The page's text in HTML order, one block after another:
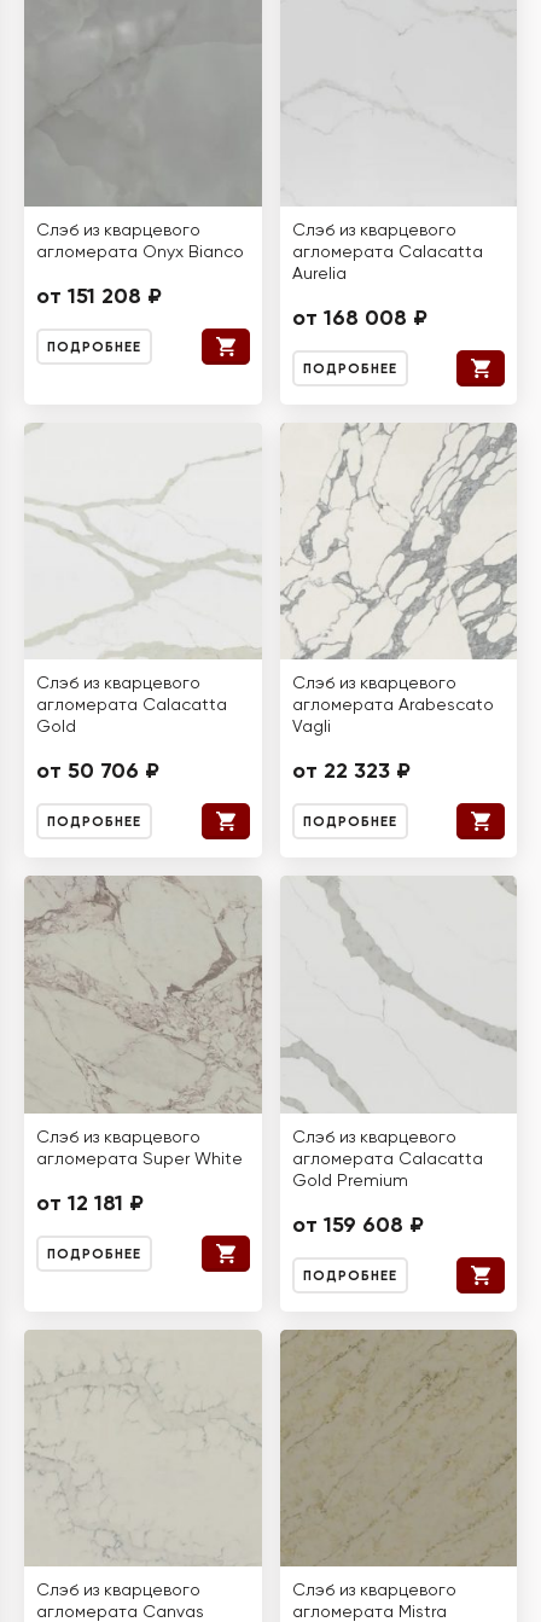
Слэб из кварцевого
агломерата Onyx Bianco
от 151 208 ₽
ПОДРОБНЕЕ
Слэб из кварцевого
агломерата Calacatta
Aurelia
от 168 008 ₽
ПОДРОБНЕЕ
Слэб из кварцевого
агломерата Calacatta
Gold
от 50 706 ₽
ПОДРОБНЕЕ
Слэб из кварцевого
агломерата Arabescato
Vagli
от 22 323 ₽
ПОДРОБНЕЕ
Слэб из кварцевого
агломерата Super White
от 12 181 ₽
ПОДРОБНЕЕ
Слэб из кварцевого
агломерата Calacatta
Gold Premium
от 159 608 ₽
ПОДРОБНЕЕ
Слэб из кварцевого
агломерата Canvas
Слэб из кварцевого
агломерата Mistra